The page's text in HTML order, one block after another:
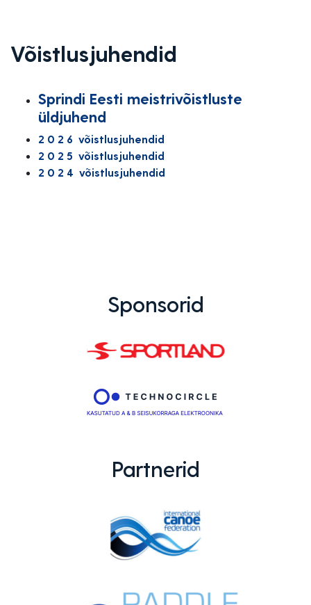
Võistlusjuhendid
Sprindi Eesti meistrivõistluste
üldjuhend
2 0 2 6 võistlusjuhendid
2 0 2 5 võistlusjuhendid
2 0 2 4 võistlusjuhendid
Sponsorid
Partnerid